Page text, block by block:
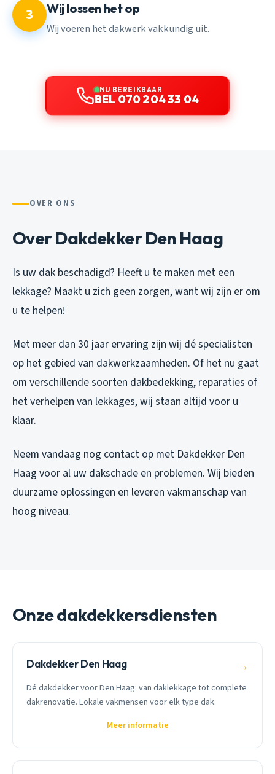
3 Wij lossen het op
Wij voeren het dakwerk vakkundig uit.
NU BEREIKBAAR
BEL 070 204 33 04
OVER ONS
Over Dakdekker Den Haag
Is uw dak beschadigd? Heeft u te maken met een
lekkage? Maakt u zich geen zorgen, want wij zijn er om
u te helpen!
Met meer dan 30 jaar ervaring zijn wij dé specialisten
op het gebied van dakwerkzaamheden. Of het nu gaat
om verschillende soorten dakbedekking, reparaties of
het verhelpen van lekkages, wij staan altijd voor u
klaar.
Neem vandaag nog contact op met Dakdekker Den
Haag voor al uw dakschade en problemen. Wij bieden
duurzame oplossingen en leveren vakmanschap van
hoog niveau.
Onze dakdekkersdiensten
Dakdekker Den Haag →
Dé dakdekker voor Den Haag: van daklekkage tot complete
dakrenovatie. Lokale vakmensen voor elk type dak.
Meer informatie